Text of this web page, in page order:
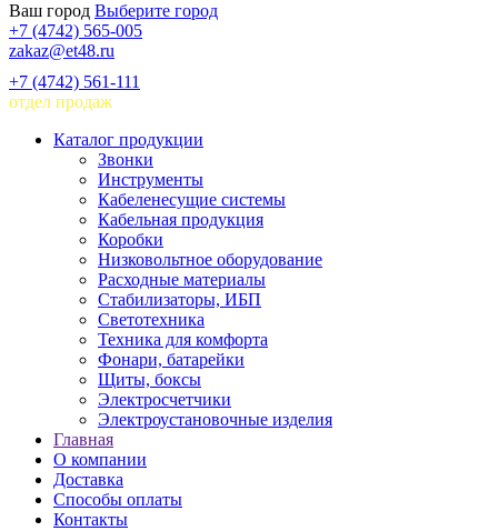
Ваш город Выберите город
+7 (4742) 565-005
zakaz@et48.ru
+7 (4742) 561-111
отдел продаж
Каталог продукции
Звонки
Инструменты
Кабеленесущие системы
Кабельная продукция
Коробки
Низковольтное оборудование
Расходные материалы
Стабилизаторы, ИБП
Светотехника
Техника для комфорта
Фонари, батарейки
Щиты, боксы
Электросчетчики
Электроустановочные изделия
Главная
О компании
Доставка
Способы оплаты
Контакты